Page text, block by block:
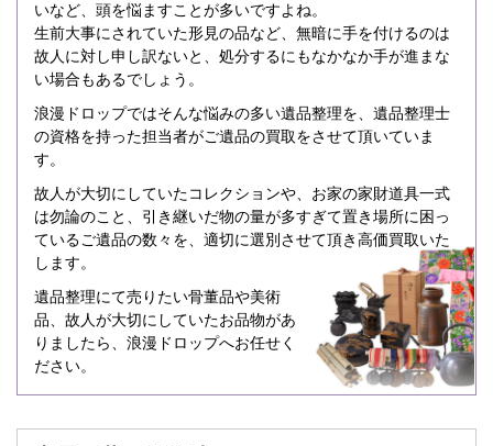
いなど、頭を悩ますことが多いですよね。
生前大事にされていた形見の品など、無暗に手を付けるのは
故人に対し申し訳ないと、処分するにもなかなか手が進まな
い場合もあるでしょう。
浪漫ドロップではそんな悩みの多い遺品整理を、遺品整理士
の資格を持った担当者がご遺品の買取をさせて頂いていま
す。
故人が大切にしていたコレクションや、お家の家財道具一式
は勿論のこと、引き継いだ物の量が多すぎて置き場所に困っ
ているご遺品の数々を、適切に選別させて頂き高価買取いた
します。
遺品整理にて売りたい骨董品や美術
品、故人が大切にしていたお品物があ
りましたら、浪漫ドロップへお任せく
ださい。